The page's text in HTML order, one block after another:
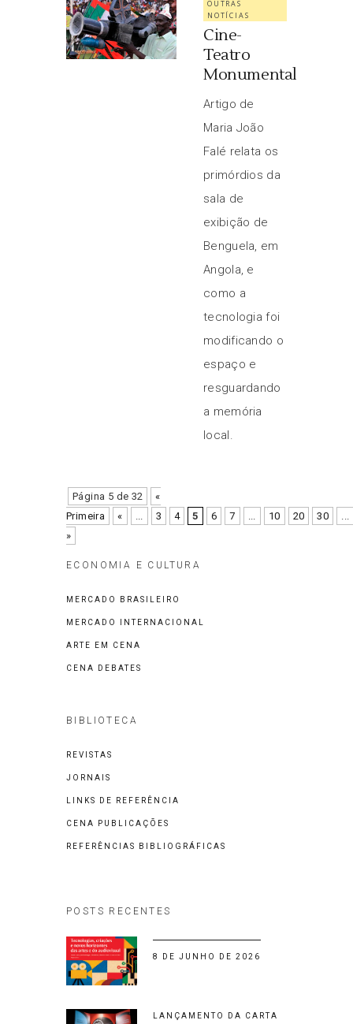
OUTRAS
NOTÍCIAS
Cine-
Teatro
Monumental
Artigo de
Maria João
Falé relata os
primórdios da
sala de
exibição de
Benguela, em
Angola, e
como a
tecnologia foi
modificando o
espaço e
resguardando
a memória
local.
Página 5 de 32
«
Primeira
« ... 3 4 5 6 7 ... 10 20 30
...
»
ECONOMIA E CULTURA
MERCADO BRASILEIRO
MERCADO INTERNACIONAL
ARTE EM CENA
CENA DEBATES
BIBLIOTECA
REVISTAS
JORNAIS
LINKS DE REFERÊNCIA
CENA PUBLICAÇÕES
REFERÊNCIAS BIBLIOGRÁFICAS
POSTS RECENTES
8 DE JUNHO DE 2026
LANÇAMENTO DA CARTA